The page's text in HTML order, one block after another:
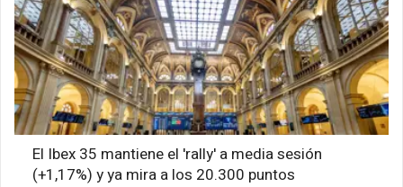
El Ibex 35 mantiene el 'rally' a media sesión
(+1,17%) y ya mira a los 20.300 puntos